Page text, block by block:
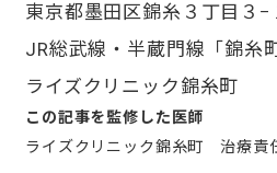
東京都墨田区錦糸３丁目３
JR総武線・半蔵門線「錦糸
ライズクリニック錦糸町
この記事を監修した医師
ライズクリニック錦糸町 治療責